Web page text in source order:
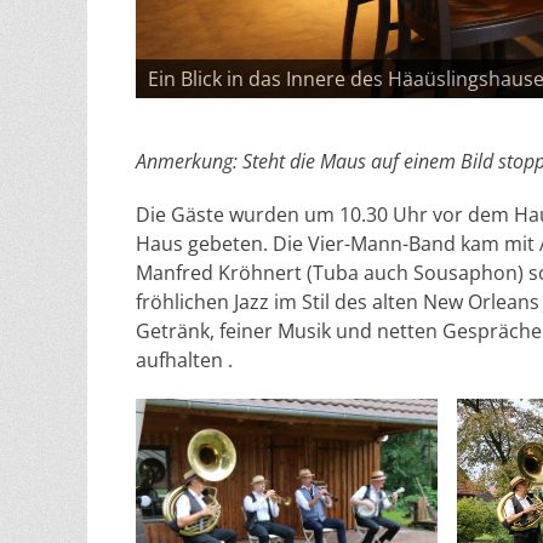
Die Titelfolie der Häuslingshaus-
Anmerkung: Steht dieMaus auf einem Bild
Die Gäste wurden um 10.30 Uhr vor dem
Haus gebeten. Die Vier-Mann-Band kam
Manfred Kröhnert (Tuba auch Sousaphon)
fröhlichen Jazz im Stil des alten New
Getränk, feiner Musik und netten
aufhalten .